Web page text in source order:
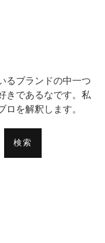
るブランドの中一つ
きであるなです。私
を解釈します。